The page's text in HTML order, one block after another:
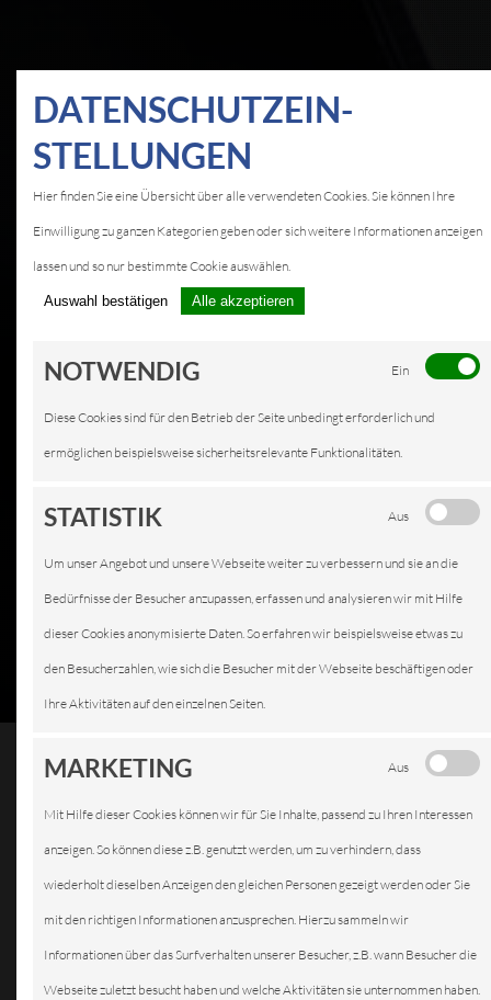
REIFENDIENST
DATEN­SCHUTZ­EIN­
STELLUNGEN
Hier finden Sie eine Übersicht über alle verwendeten Cookies. Sie können Ihre
Einwilligung zu ganzen Kategorien geben oder sich weitere Informationen anzeigen
lassen und so nur bestimmte Cookie auswählen.
Auswahl bestätigen Alle akzeptieren
NOTWENDIG Ein
Diese Cookies sind für den Betrieb der Seite unbedingt erforderlich und
ermöglichen beispielsweise sicherheitsrelevante Funktionalitäten.
STATISTIK Aus
Um unser Angebot und unsere Webseite weiter zu verbessern und sie an die
Bedürfnisse der Besucher anzupassen, erfassen und analysieren wir mit Hilfe
dieser Cookies anonymisierte Daten. So erfahren wir beispielsweise etwas zu
den Besucherzahlen, wie sich die Besucher mit der Webseite beschäftigen oder
Ihre Aktivitäten auf den einzelnen Seiten.
MARKETING Aus
Mit Hilfe dieser Cookies können wir für Sie Inhalte, passend zu Ihren Interessen
anzeigen. So können diese z.B. genutzt werden, um zu verhindern, dass
wiederholt dieselben Anzeigen den gleichen Personen gezeigt werden oder Sie
mit den richtigen Informationen anzusprechen. Hierzu sammeln wir
Informationen über das Surfverhalten unserer Besucher, z.B. wann Besucher die
Webseite zuletzt besucht haben und welche Aktivitäten sie unternommen haben.